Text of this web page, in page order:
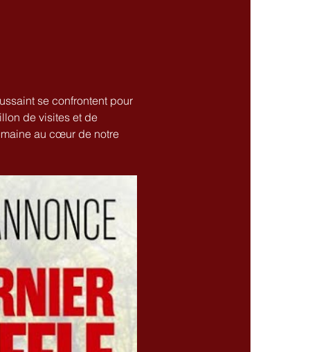
se confrontent pour
de visites et de
au cœur de notre